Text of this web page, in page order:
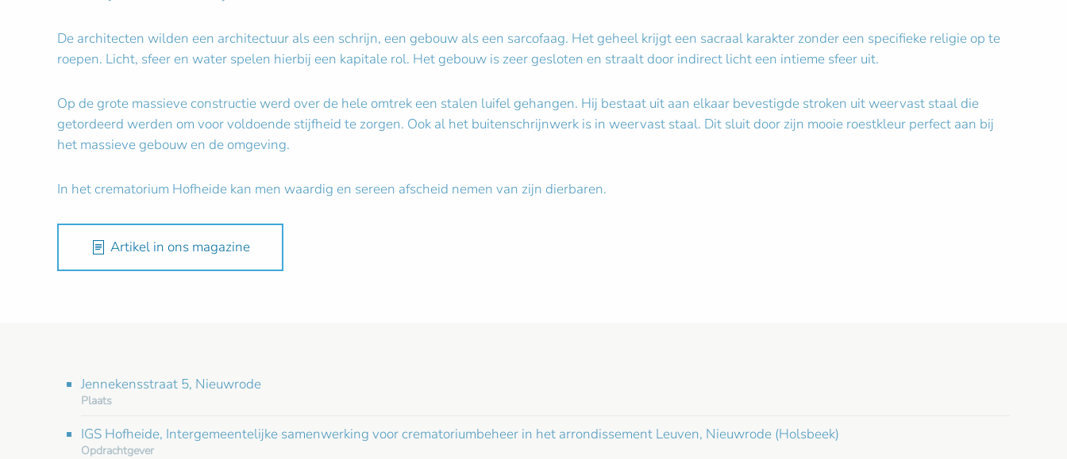
De architecten wilden een architectuur als een schrijn, een gebouw als een sarcofaag. Het geheel krijgt een sacraal karakter zonder een specifieke religie op te
roepen. Licht, sfeer en water spelen hierbij een kapitale rol. Het gebouw is zeer gesloten en straalt door indirect licht een intieme sfeer uit.
Op de grote massieve constructie werd over de hele omtrek een stalen luifel gehangen. Hij bestaat uit aan elkaar bevestigde stroken uit weervast staal die
getordeerd werden om voor voldoende stijfheid te zorgen. Ook al het buitenschrijnwerk is in weervast staal. Dit sluit door zijn mooie roestkleur perfect aan bij
het massieve gebouw en de omgeving.
In het crematorium Hofheide kan men waardig en sereen afscheid nemen van zijn dierbaren.
Artikel in ons magazine
Jennekensstraat 5, Nieuwrode
Plaats
IGS Hofheide, Intergemeentelijke samenwerking voor crematoriumbeheer in het arrondissement Leuven, Nieuwrode (Holsbeek)
Opdrachtgever